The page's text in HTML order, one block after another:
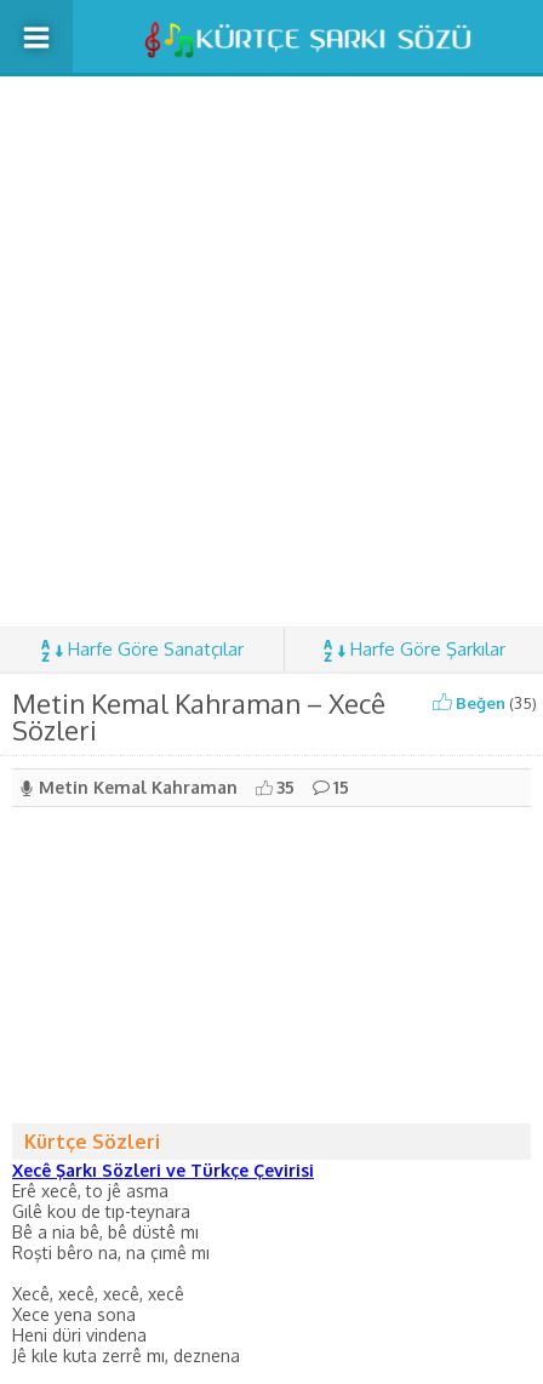
Harfe Göre Sanatçılar Harfe Göre Şarkılar
Metin Kemal Kahraman – Xecê
Sözleri
Beğen (35)
Metin Kemal Kahraman 35 15
Kürtçe Sözleri
Xecê Şarkı Sözleri ve Türkçe Çevirisi
Erê xecê, to jê asma
Gılê kou de tıp-teynara
Bê a nia bê, bê düstê mı
Roşti bêro na, na çımê mı
Xecê, xecê, xecê, xecê
Xece yena sona
Heni düri vindena
Jê kıle kuta zerrê mı, deznena